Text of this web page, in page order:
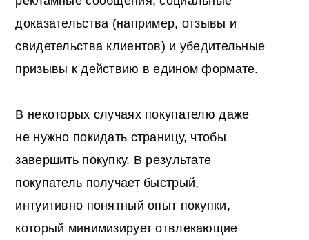
доказательства (например, отзывы и
свидетельства клиентов) и убедительные
призывы к действию в едином формате.
В некоторых случаях покупателю даже
не нужно покидать страницу, чтобы
завершить покупку. В результате
покупатель получает быстрый,
интуитивно понятный опыт покупки,
который минимизирует отвлекающие